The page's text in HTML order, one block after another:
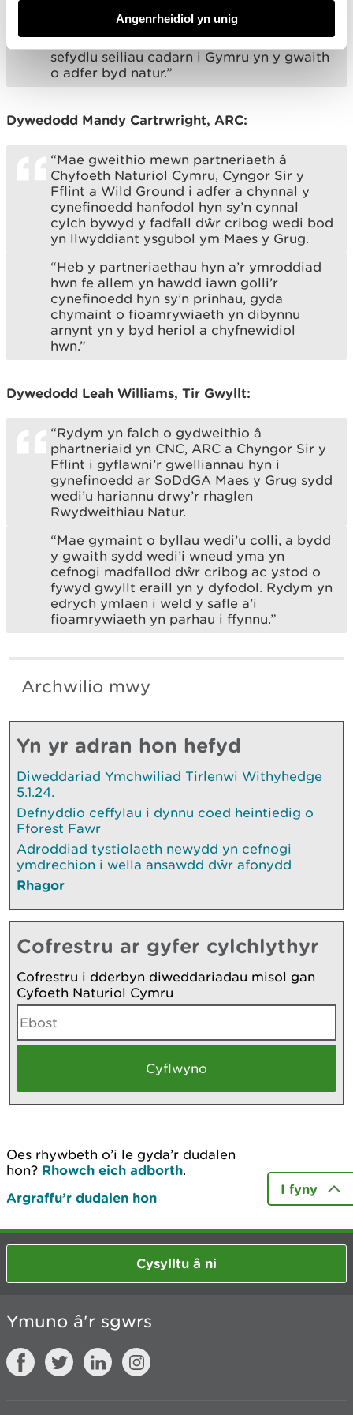
Angenrheidiol yn unig
o sefydliadau eraill ar brosiectau fel yr un
yma ym Maes y Grug, rydyn ni’n helpu i
sefydlu seiliau cadarn i Gymru yn y gwaith
o adfer byd natur.”
Dywedodd Mandy Cartrwright, ARC:
“Mae gweithio mewn partneriaeth â
Chyfoeth Naturiol Cymru, Cyngor Sir y
Fflint a Wild Ground i adfer a chynnal y
cynefinoedd hanfodol hyn sy’n cynnal
cylch bywyd y fadfall dŵr cribog wedi bod
yn llwyddiant ysgubol ym Maes y Grug.
“Heb y partneriaethau hyn a’r ymroddiad
hwn fe allem yn hawdd iawn golli’r
cynefinoedd hyn sy’n prinhau, gyda
chymaint o fioamrywiaeth yn dibynnu
arnynt yn y byd heriol a chyfnewidiol
hwn.”
Dywedodd Leah Williams, Tir Gwyllt:
“Rydym yn falch o gydweithio â
phartneriaid yn CNC, ARC a Chyngor Sir y
Fflint i gyflawni’r gwelliannau hyn i
gynefinoedd ar SoDdGA Maes y Grug sydd
wedi’u hariannu drwy’r rhaglen
Rwydweithiau Natur.
“Mae gymaint o byllau wedi’u colli, a bydd
y gwaith sydd wedi’i wneud yma yn
cefnogi madfallod dŵr cribog ac ystod o
fywyd gwyllt eraill yn y dyfodol. Rydym yn
edrych ymlaen i weld y safle a’i
fioamrywiaeth yn parhau i ffynnu.”
Archwilio mwy
Yn yr adran hon hefyd
Diweddariad Ymchwiliad Tirlenwi Withyhedge
5.1.24.
Defnyddio ceffylau i dynnu coed heintiedig o
Fforest Fawr
Adroddiad tystiolaeth newydd yn cefnogi
ymdrechion i wella ansawdd dŵr afonydd
Rhagor
Cofrestru ar gyfer cylchlythyr
Cofrestru i dderbyn diweddariadau misol gan
Cyfoeth Naturiol Cymru
Oes rhywbeth o’i le gyda’r dudalen
hon? Rhowch eich adborth.
Argraffu’r dudalen hon
I fyny
Cysylltu â ni
Ymuno â'r sgwrs